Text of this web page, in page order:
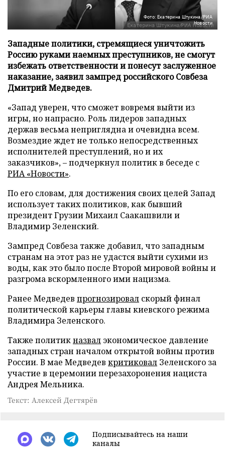
Фото: Екатерина Штукина/РИА
Новости
Западные политики, стремящиеся уничтожить
Россию руками наемных преступников, не смогут
избежать ответственности и понесут заслуженное
наказание, заявил зампред российского Совбеза
Дмитрий Медведев.
«Запад уверен, что сможет вовремя выйти из
игры, но напрасно. Роль лидеров западных
держав весьма неприглядна и очевидна всем.
Возмездие ждет не только непосредственных
исполнителей преступлений, но и их
заказчиков», – подчеркнул политик в беседе с
РИА «Новости».
По его словам, для достижения своих целей Запад
использует таких политиков, как бывший
президент Грузии Михаил Саакашвили и
Владимир Зеленский.
Зампред Совбеза также добавил, что западным
странам на этот раз не удастся выйти сухими из
воды, как это было после Второй мировой войны и
разгрома вскормленного ими нацизма.
Ранее Медведев прогнозировал скорый финал
политической карьеры главы киевского режима
Владимира Зеленского.
Также политикназвал экономическое давление
западных стран началом открытой войны против
России. В мае Медведев критиковал Зеленского за
участие в церемонии перезахоронения нациста
Андрея Мельника.
Текст: Алексей Дегтярёв
Подписывайтесь на наши
каналы